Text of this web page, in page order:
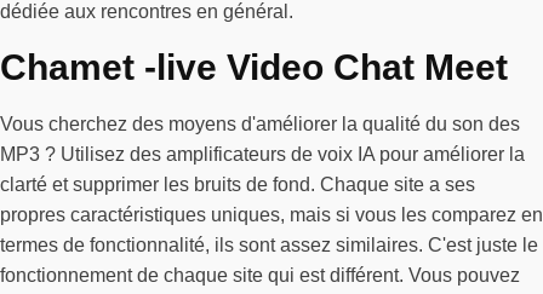
dédiée aux rencontres en général.
Chamet -live Video Chat Meet
Vous cherchez des moyens d'améliorer la qualité du son des
MP3 ? Utilisez des amplificateurs de voix IA pour améliorer la
clarté et supprimer les bruits de fond. Chaque site a ses
propres caractéristiques uniques, mais si vous les comparez en
termes de fonctionnalité, ils sont assez similaires. C'est juste le
fonctionnement de chaque site qui est différent. Vous pouvez